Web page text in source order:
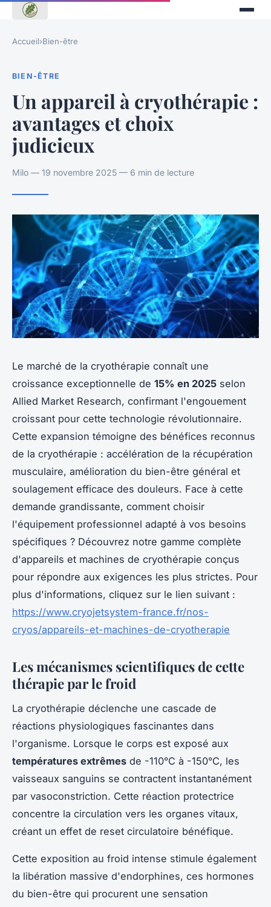
Accueil›Bien-être
BIEN-ÊTRE
Un appareil à cryothérapie :
avantages et choix
judicieux
Milo — 19 novembre 2025 — 6 min de lecture
Le marché de la cryothérapie connaît une
croissance exceptionnelle de 15% en 2025 selon
Allied Market Research, confirmant l'engouement
croissant pour cette technologie révolutionnaire.
Cette expansion témoigne des bénéfices reconnus
de la cryothérapie : accélération de la récupération
musculaire, amélioration du bien-être général et
soulagement efficace des douleurs. Face à cette
demande grandissante, comment choisir
l'équipement professionnel adapté à vos besoins
spécifiques ? Découvrez notre gamme complète
d'appareils et machines de cryothérapie conçus
pour répondre aux exigences les plus strictes. Pour
plus d'informations, cliquez sur le lien suivant :
https://www.cryojetsystem-france.fr/nos-
cryos/appareils-et-machines-de-cryotherapie
Les mécanismes scientifiques de cette
thérapie par le froid
La cryothérapie déclenche une cascade de
réactions physiologiques fascinantes dans
l'organisme. Lorsque le corps est exposé aux
températures extrêmes de -110°C à -150°C, les
vaisseaux sanguins se contractent instantanément
par vasoconstriction. Cette réaction protectrice
concentre la circulation vers les organes vitaux,
créant un effet de reset circulatoire bénéfique.
Cette exposition au froid intense stimule également
la libération massive d'endorphines, ces hormones
du bien-être qui procurent une sensation